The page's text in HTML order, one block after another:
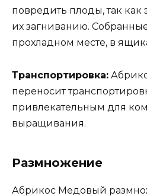
повредить плоды, так как
их загниванию.
прохладном месте, в
Транспортировка:
переносит
привлекательным для
выращивания.
Размножение
Абрикос Медовый